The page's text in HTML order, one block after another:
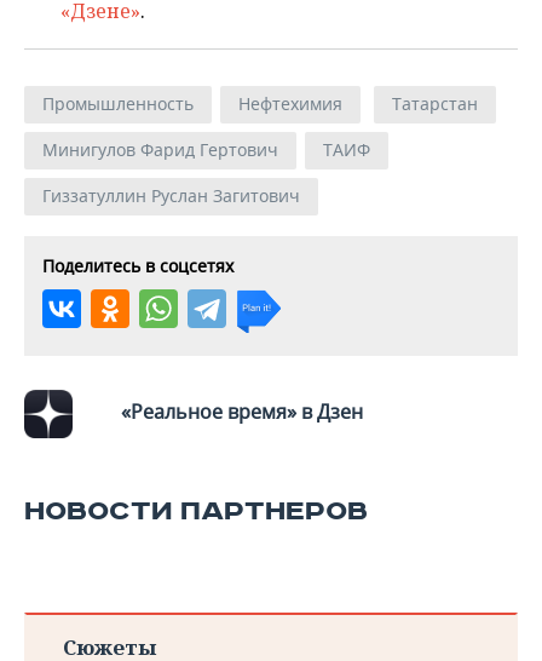
«Дзене».
Промышленность Нефтехимия
Татарстан
Минигулов Фарид Гертович
ТАИФ
Гиззатуллин Руслан Загитович
Поделитесь в соцсетях
«Реальное время» в Дзен
НОВОСТИ ПАРТНЕРОВ
Сюжеты